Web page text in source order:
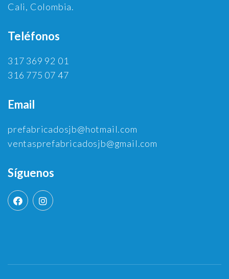
Cali, Colombia.
Teléfonos
317 369 92 01
316 775 07 47
Email
prefabricadosjb@hotmail.com
ventasprefabricadosjb@gmail.com
Síguenos